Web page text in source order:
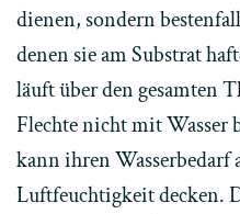
dienen, sondern
denen sie am Substrat
läuft über den gesamten
Flechte nicht mit Wasser
kann ihren Wasserbedarf
Luftfeuchtigkeit decken.